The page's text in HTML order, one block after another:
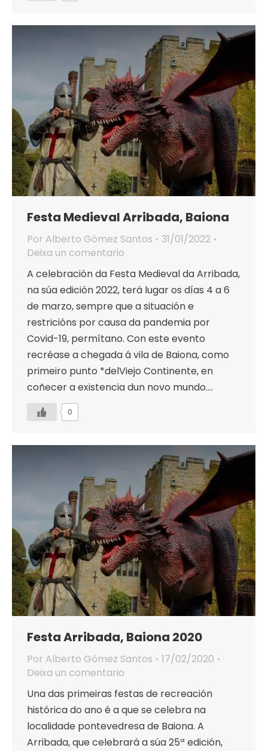
Festa Medieval Arribada, Baiona
Por Alberto Gómez Santos
31/01/2022
Deixa un comentario
A celebración da Festa Medieval da Arribada,
na súa edición 2022, terá lugar os días 4 a 6
de marzo, sempre que a situación e
restricións por causa da pandemia por
Covid-19, permítano. Con este evento
recréase a chegada á vila de Baiona, como
primeiro punto *delViejo Continente, en
coñecer a existencia dun novo mundo.…
0
Festa Arribada, Baiona 2020
Por Alberto Gómez Santos
17/02/2020
Deixa un comentario
Una das primeiras festas de recreación
histórica do ano é a que se celebra na
localidade pontevedresa de Baiona. A
Arribada, que celebrará a súa 25ª edición,